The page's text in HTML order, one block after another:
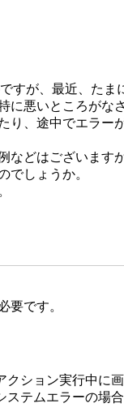
すが、最近、たま
に悪いところがな
り、途中でエラー
などはございます
でしょうか。
要です。
クション実行中に
ステムエラーの場